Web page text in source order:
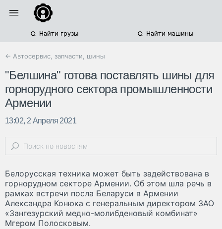
Найти грузы Найти машины
← Автосервис, запчасти, шины
"Белшина" готова поставлять шины для
горнорудного сектора промышленности
Армении
13:02, 2 Апреля 2021
Белорусская техника может быть задействована в
горнорудном секторе Армении. Об этом шла речь в
рамках встречи посла Беларуси в Армении
Александра Конюка с генеральным директором ЗАО
«Зангезурский медно-молибденовый комбинат»
Мгером Полосковым.